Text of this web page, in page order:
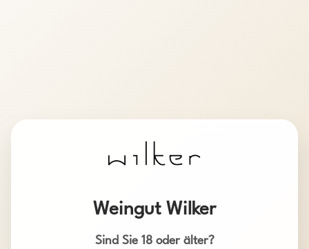
Weingut Wilker
Sind Sie 18 oder älter?